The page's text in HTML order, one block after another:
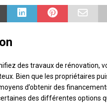
des travaux de rénovation,
Bien que les propriétaires
d’obtenir des
des différentes options